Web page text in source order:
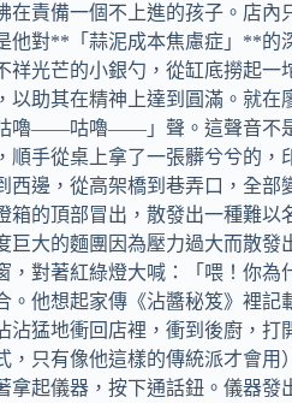
責備一個不上進的孩子。店
他對**「蒜泥成本焦慮症」**的
光芒的小銀勺，從缸底撈起
助其在精神上達到圓滿。就
嚕——咕嚕——」聲。這聲音不
手從桌上拿了一張髒兮兮的
邊，從高架橋到巷弄口，全
箱的頂部冒出，散發出一種
大的麵團因為壓力過大而散
對著紅綠燈大喊：「喂！你
他想起家傳《沾醬秘笈》裡
猛地衝回店裡，衝到後廚，
只有像他這樣的傳統派才會
拿起儀器，按下通話鈕。儀器